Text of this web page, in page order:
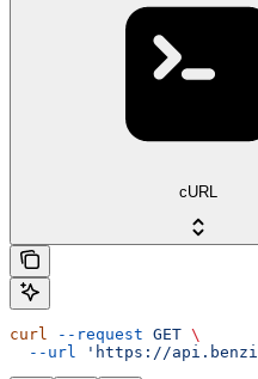
cURL
curl --request GET \
  --url
'https://